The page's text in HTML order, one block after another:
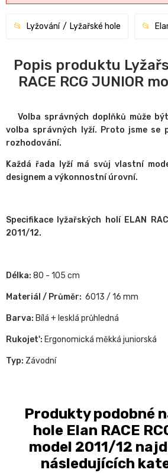
Lyžování Lyžařské hole
Popis produktu
RACE RCG JUNIOR
Volba správných doplňků může
volba správných lyží. Proto jsme se
rozhodování.
Každá řada lyží má svůj vlastní
designem a výkonnostní úrovní.
Specifikace lyžařských holí ELAN
2011/12.
Délka: 80 - 105 cm
Materiál / Průměr: 6013 / 16 mm
Barva: Bílá + lesklá průhledná
Rukojet': Ergonomická měkká juniorská
Typ: Závodní
Produkty podobné
hole Elan RACE
model 2011/12
následujících